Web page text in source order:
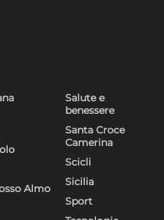
Almo
Salute e
benessere
Santa Croce
Camerina
Scicli
Sicilia
Sport